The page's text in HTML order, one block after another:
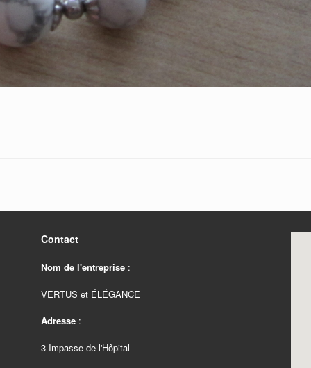
Contact
Nom de l'entreprise:
VERTUS et ÉLÉGANCE
Adresse:
3 Impasse de l'Hôpital